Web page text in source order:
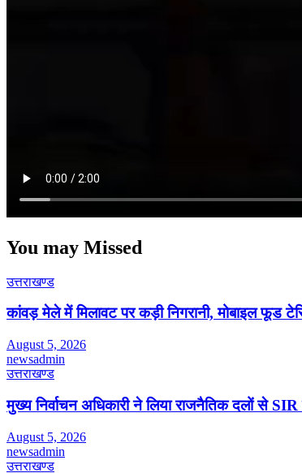
You may Missed
उत्तराखण्ड
कांवड़ मेले में मिलावट पर कड़ी निगरानी, मोबाइल फूड
August 5, 2026
newsadmin
उत्तराखण्ड
मुख्य निर्वाचन अधिकारी ने लिया राजनैतिक दलों से
August 5, 2026
newsadmin
उत्तराखण्ड